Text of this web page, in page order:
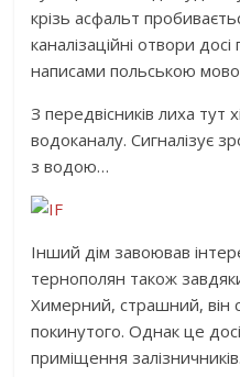
крізь асфальт
каналізаційні отвори
написами польською
З передвісників лиха тут
водоканалу. Сигналізує
з водою…
Інший дім завоював
тернополян також
Химерний, страшний, він
покинутого. Однак це
приміщення